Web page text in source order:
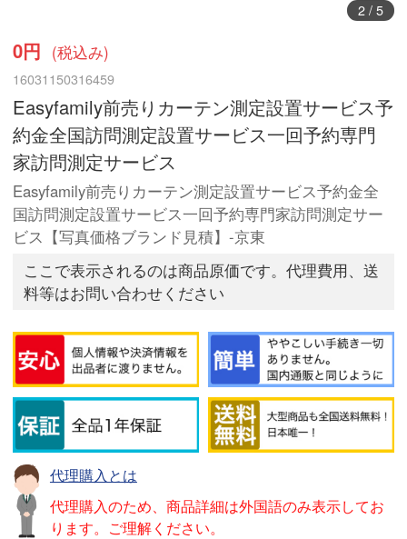
2/ 5
0円 (税込み)
16031150316459
Easyfamily前売りカーテン測定設置サービス予
約金全国訪問測定設置サービス一回予約専門
家訪問測定サービス
Easyfamily前売りカーテン測定設置サービス予約金全
国訪問測定設置サービス一回予約専門家訪問測定サー
ビス【写真価格ブランド見積】-京東
ここで表示されるのは商品原価です。代理費用、送
料等はお問い合わせください
代理購入とは
代理購入のため、商品詳細は外国語のみ表示してお
ります。ご理解ください。